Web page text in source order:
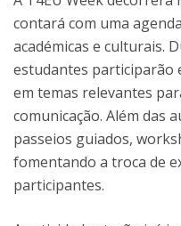
contará com uma
académicas e culturais.
estudantes participarão
em temas relevantes
comunicação. Além das
passeios guiados,
fomentando a troca de
participantes.